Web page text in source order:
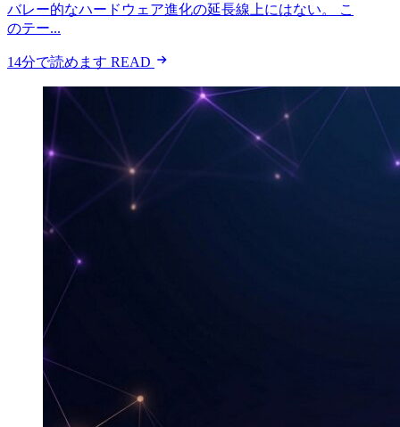
バレー的なハードウェア進化の延長線上にはない。 こ
のテー...
14分で読めます READ